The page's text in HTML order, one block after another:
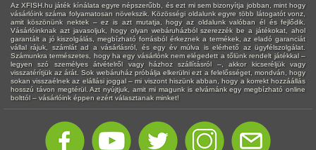
Az XFISH.hu játék kínálata egyre népszerűbb, és ezt mi sem bizonyítja jobban, mint hogy
vásárlóink száma folyamatosan növekszik. Közösségi oldalunk egyre több látogatót vonz,
amit köszönünk nektek – ez is azt mutatja, hogy az oldalunk valóban él és fejlődik.
Vásárlóinknak azt javasoljuk, hogy olyan webáruházból szerezzék be a játékokat, ahol
garantált a jó kiszolgálás, megbízható forrásból érkeznek a termékek, az eladó garanciát
vállal rájuk, számlát ad a vásárlásról, és egy év múlva is elérhető az ügyfélszolgálat.
Számunkra természetes, hogy ha egy vásárlónk nem elégedett a tőlünk rendelt játékkal –
legyen szó személyes átvételről vagy házhoz szállításról –, akkor kicseréljük vagy
visszatérítjük az árát. Sok webáruház próbálja elkerülni ezt a felelősséget, mondván, hogy
sokan visszaélnek az elállási joggal – mi viszont hiszünk abban, hogy a korrekt hozzáállás
hosszú távon megtérül. Azt nyújtjuk, amit mi magunk is elvárnánk egy megbízható online
bolttól – vásárlóink éppen ezért választanak minket!